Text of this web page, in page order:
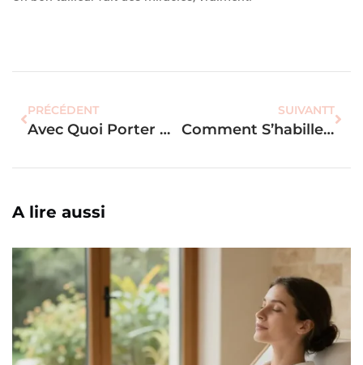
PRÉCÉDENT
Avec Quoi Porter Des Ballerines : Le Look Parisien Sans Effort ?
SUIVANTT
Comment S’habiller À 13 Degrés Femme : La Méthode Pour Rester Stylée ?
A lire aussi